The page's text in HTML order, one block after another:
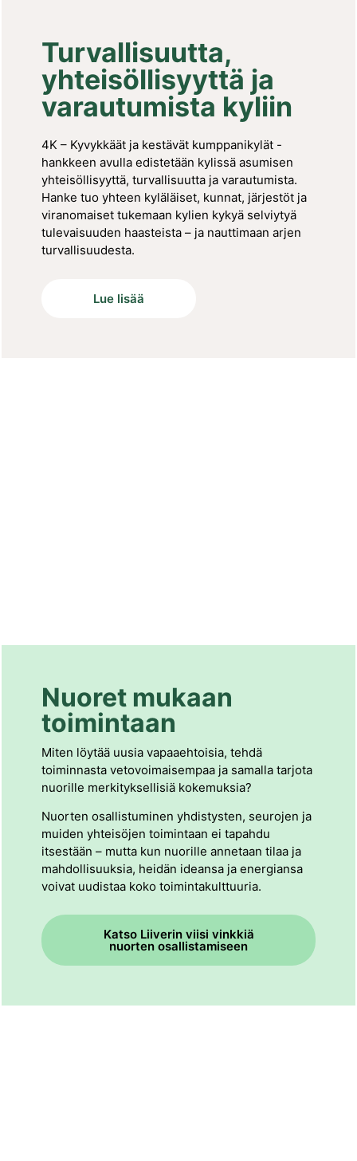
Turvallisuutta,
yhteisöllisyyttä ja
varautumista kyliin
4K – Kyvykkäät ja kestävät kumppanikylät -
hankkeen avulla edistetään kylissä asumisen
yhteisöllisyyttä, turvallisuutta ja varautumista.
Hanke tuo yhteen kyläläiset, kunnat, järjestöt ja
viranomaiset tukemaan kylien kykyä selviytyä
tulevaisuuden haasteista – ja nauttimaan arjen
turvallisuudesta.
Lue lisää
Nuoret mukaan
toimintaan
Miten löytää uusia vapaaehtoisia, tehdä
toiminnasta vetovoimaisempaa ja samalla tarjota
nuorille merkityksellisiä kokemuksia?
Nuorten osallistuminen yhdistysten, seurojen ja
muiden yhteisöjen toimintaan ei tapahdu
itsestään – mutta kun nuorille annetaan tilaa ja
mahdollisuuksia, heidän ideansa ja energiansa
voivat uudistaa koko toimintakulttuuria.
Katso Liiverin viisi vinkkiä
nuorten osallistamiseen